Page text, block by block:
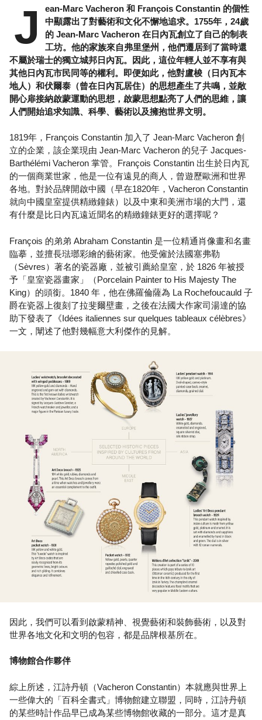
J
ean-Marc Vacheron 和 François Constantin 的個性
中顯露出了對藝術和文化不懈地追求。1755年，24歲
的 Jean-Marc Vacheron 在日內瓦創立了自己的制表
工坊。他的家族來自弗里堡州，他們遷居到了當時還
不屬於瑞士的獨立城邦日內瓦。因此，這位年輕人並不享有與
其他日內瓦市民同等的權利。即便如此，他對盧梭（日內瓦本
地人）和伏爾泰（曾在日內瓦居住）的思想產生了共鳴，並敞
開心扉接納啟蒙運動的思想，啟蒙思想點亮了人們的思維，讓
人們開始追求知識、科學、藝術以及擁抱世界文明。
1819年，François Constantin 加入了 Jean-Marc Vacheron 創
立的企業，該企業現由 Jean-Marc Vacheron 的兒子 Jacques-
Barthélémi Vacheron 掌管。François Constantin 出生於日內瓦
的一個商業世家，他是一位有遠見的商人，曾遊歷歐洲和世界
各地。對於品牌開啟中國（早在1820年，Vacheron Constantin
就向中國皇室提供精緻鐘錶）以及中東和美洲市場的大門，還
有什麼是比日內瓦遠近聞名的精緻鐘錶更好的選擇呢？
François 的弟弟 Abraham Constantin 是一位精通肖像畫和名畫
臨摹，並擅長琺瑯彩繪的藝術家。他受僱於法國塞弗勒
（Sèvres）著名的瓷器廠，並被引薦給皇室，於 1826 年被授
予「皇室瓷器畫家」（Porcelain Painter to His Majesty The
King）的頭銜。1840 年，他在佛羅倫薩為 La Rochefoucauld 子
爵在瓷器上復刻了拉斐爾壁畫，之後在法國大作家司湯達的協
助下發表了《Idées italiennes sur quelques tableaux célèbres》
一文，闡述了他對幾幅意大利傑作的見解。
因此，我們可以看到啟蒙精神、視覺藝術和裝飾藝術，以及對
世界各地文化和文明的包容，都是品牌根基所在。
博物館合作夥伴
綜上所述，江詩丹頓（Vacheron Constantin）本就應與世界上
一些偉大的「百科全書式」博物館建立聯盟，同時，江詩丹頓
的某些時計作品早已成為某些博物館收藏的一部分。這才是真